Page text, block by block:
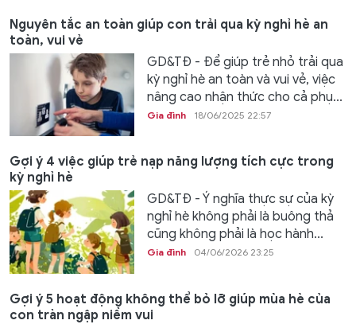
Nguyên tắc an toàn giúp con trải qua kỳ nghỉ hè an
toàn, vui vẻ
GD&TĐ - Để giúp trẻ nhỏ trải qua
kỳ nghỉ hè an toàn và vui vẻ, việc
nâng cao nhận thức cho cả phụ...
Gia đình 18/06/2025 22:57
Gợi ý 4 việc giúp trẻ nạp năng lượng tích cực trong
kỳ nghỉ hè
GD&TĐ - Ý nghĩa thực sự của kỳ
nghỉ hè không phải là buông thả
cũng không phải là học hành...
Gia đình 04/06/2026 23:25
Gợi ý 5 hoạt động không thể bỏ lỡ giúp mùa hè của
con tràn ngập niềm vui